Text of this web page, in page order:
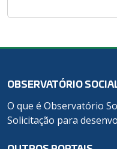
OBSERVATÓRIO
O que é Observatório
Solicitação para